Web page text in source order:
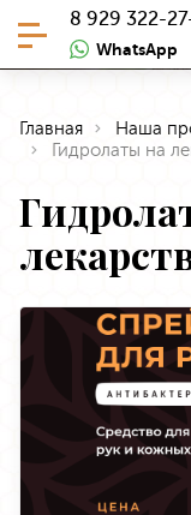
8 929 322-
WhatsApp
Главная Наша
Гидролаты на